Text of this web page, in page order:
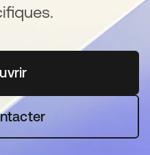
dans un nouvel